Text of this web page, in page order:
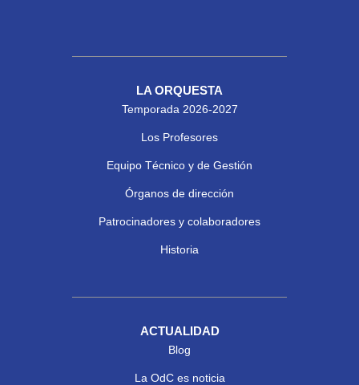
LA ORQUESTA
Temporada 2026-2027
Los Profesores
Equipo Técnico y de Gestión
Órganos de dirección
Patrocinadores y colaboradores
Historia
ACTUALIDAD
Blog
La OdC es noticia